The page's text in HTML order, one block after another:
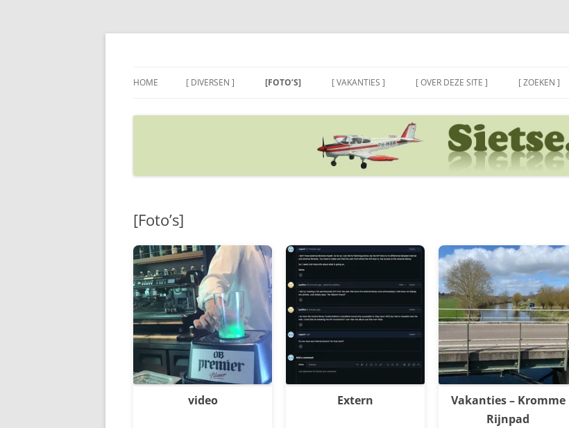
Ga
HOME [ DIVERSEN ] [FOTO’S] [ VAKANTIES ] [ OVER DEZE SITE ] [ ZOEKEN ]
[Foto’s]
video Extern
Vakanties – Kromme
Rijnpad